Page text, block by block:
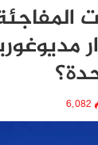
6٬082